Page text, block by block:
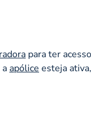
para ter
apólice esteja